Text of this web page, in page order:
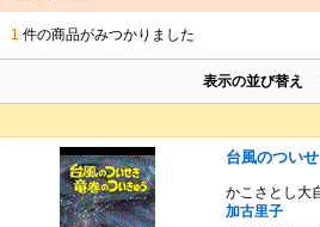
1 件の商品がみつかりました
表示の並び替え
台風のつい
かこさとし大
加古里子